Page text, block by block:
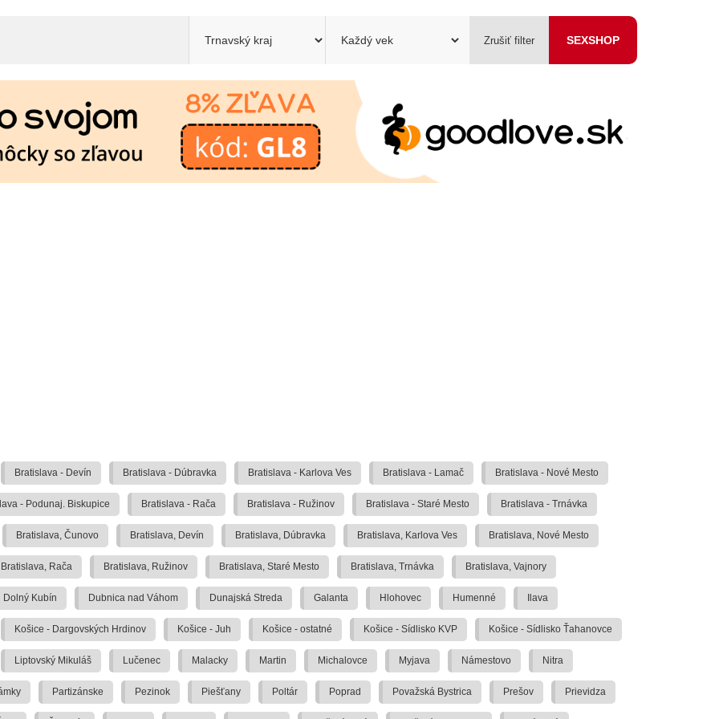
Zrušiť filter SEXSHOP
Bratislava - Devín Bratislava - Dúbravka Bratislava - Karlova Ves Bratislava - Lamač Bratislava - Nové Mesto
- Podunaj. Biskupice Bratislava - Rača Bratislava - Ružinov Bratislava - Staré Mesto Bratislava - Trnávka
Bratislava, Čunovo Bratislava, Devín Bratislava, Dúbravka Bratislava, Karlova Ves Bratislava, Nové Mesto
Bratislava, Rača Bratislava, Ružinov Bratislava, Staré Mesto Bratislava, Trnávka Bratislava, Vajnory
Dolný Kubín Dubnica nad Váhom Dunajská Streda Galanta Hlohovec Humenné Ilava
Košice - Dargovských Hrdinov Košice - Juh Košice - ostatné Košice - Sídlisko KVP Košice - Sídlisko Ťahanovce
Liptovský Mikuláš Lučenec Malacky Martin Michalovce Myjava Námestovo Nitra
Partizánske Pezinok Piešťany Poltár Poprad Považská Bystrica Prešov Prievidza